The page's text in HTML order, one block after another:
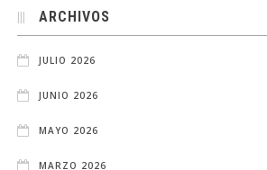
ARCHIVOS
JULIO 2026
JUNIO 2026
MAYO 2026
MARZO 2026